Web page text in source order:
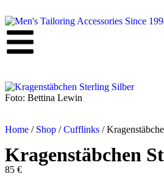
Foto: Bettina Lewin
Home / Shop /Cufflinks /
Kragenstäbchen
85 €